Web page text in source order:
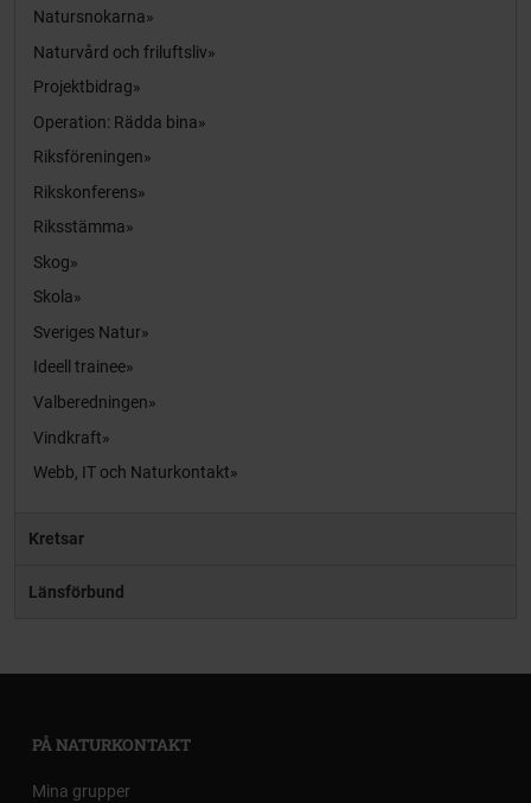
Natursnokarna
Naturvård och friluftsliv
Projektbidrag
Operation: Rädda bina
Riksföreningen
Rikskonferens
Riksstämma
Skog
Skola
Sveriges Natur
Ideell trainee
Valberedningen
Vindkraft
Webb, IT och Naturkontakt
Kretsar
Länsförbund
PÅ NATURKONTAKT
Mina grupper